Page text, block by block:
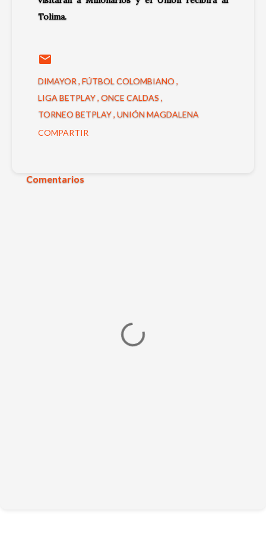
Tolima.
DIMAYOR FÚTBOL COLOMBIANO
LIGA BETPLAY ONCE CALDAS
TORNEO BETPLAY UNIÓN MAGDALENA
COMPARTIR
Comentarios